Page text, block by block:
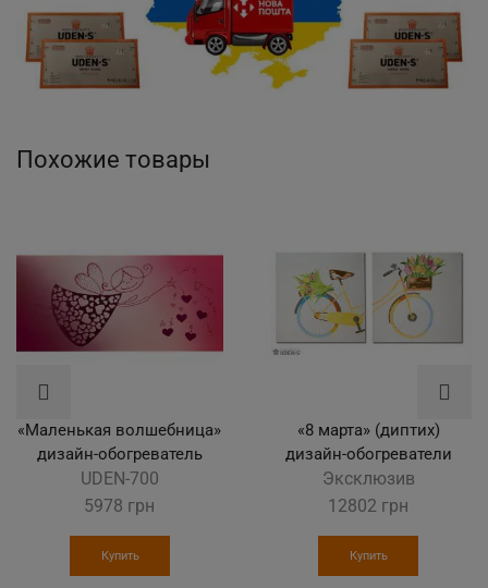
Похожие товары
«Маленькая волшебница»
дизайн-обогреватель
UDEN-700
5978 грн
Купить
«8 марта» (диптих)
дизайн-обогреватели
Эксклюзив
12802 грн
Купить